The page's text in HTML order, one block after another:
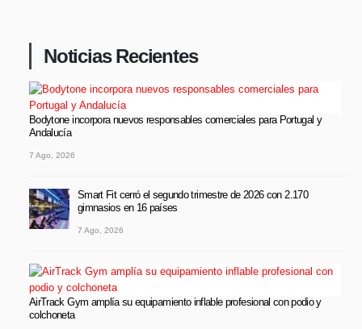
Noticias Recientes
Bodytone incorpora nuevos responsables comerciales para Portugal y
Andalucía
7 Ago, 2026
Smart Fit cerró el segundo trimestre de 2026 con 2.170
gimnasios en 16 países
7 Ago, 2026
AirTrack Gym amplía su equipamiento inflable profesional con podio y
colchoneta